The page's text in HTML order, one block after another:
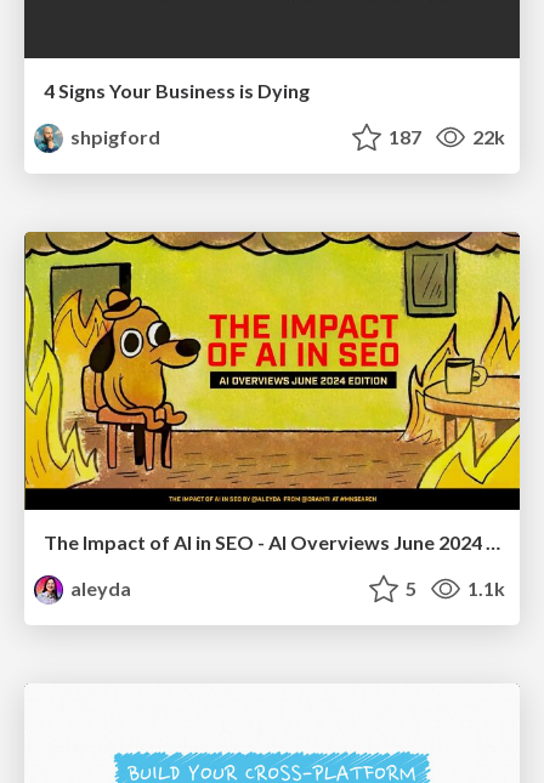
4 Signs Your Business is Dying
shpigford
187 22k
The Impact of AI in SEO - AI Overviews June 2024 Edition
aleyda
5 1.1k